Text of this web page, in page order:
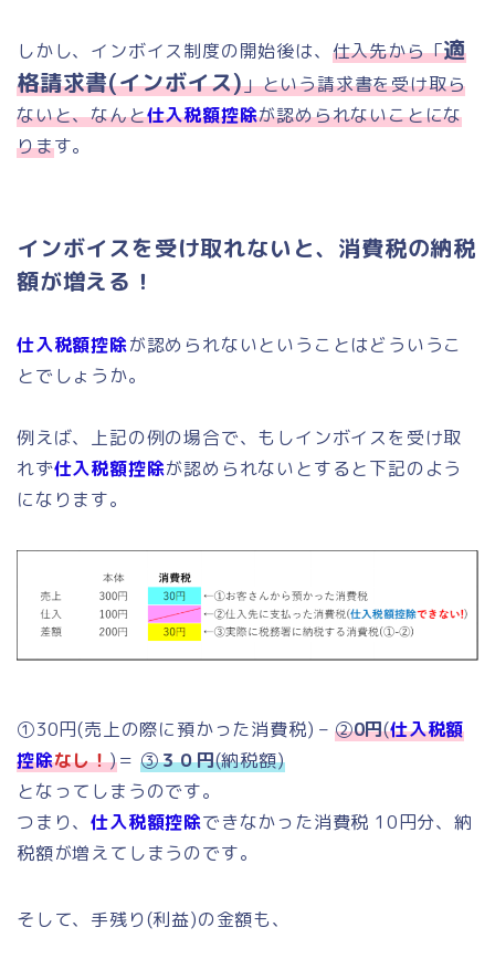
しかし、インボイス制度の開始後は、 仕入先から「適
格請求書(インボイス)」という請求書を受け取ら
ないと、なんと仕入税額控除が認められないことにな
ります。
インボイスを受け取れないと、消費税の納税
額が増える！
仕入税額控除が認められないということはどういうこ
とでしょうか。
例えば、上記の例の場合で、もしインボイスを受け取
れず仕入税額控除が認められないとすると下記のよう
になります。
①30円(売上の際に預かった消費税) – ②0円(仕入税額
控除なし！)＝③３０円(納税額)
となってしまうのです。
つまり、仕入税額控除できなかった消費税 10円分、納
税額が増えてしまうのです。
そして、手残り(利益)の金額も、